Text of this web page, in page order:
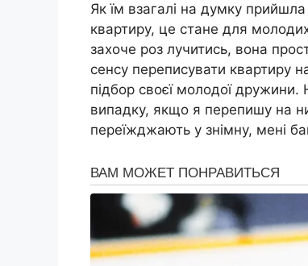
Як їм взагалі на думку
квартиру, це стане для
захоче роз лучитись, вона
сенсу переписувати квартиру
підбор своєї молодої
випадку, якщо я перепишу на
переїжджають у знімну, мені